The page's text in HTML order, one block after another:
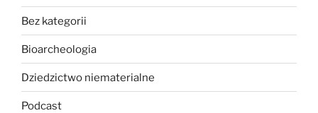
Bez kategorii
Bioarcheologia
Dziedzictwo niematerialne
Podcast